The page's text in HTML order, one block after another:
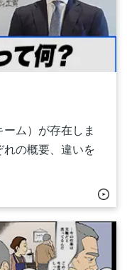
ム）が存在しま
の概要、違いを